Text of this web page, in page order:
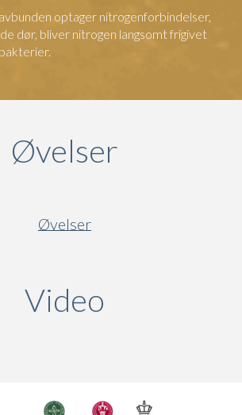
optager nitrogenforbindelser,
dør, bliver nitrogen langsomt frigivet
Øvelser
Øvelser
Video